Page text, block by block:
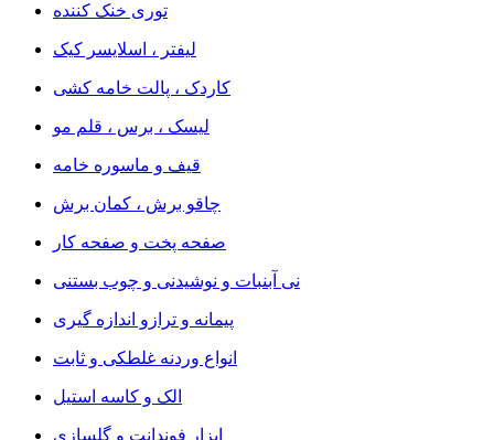
توری خنک کننده
لیفتر ، اسلایسر کیک
کاردک ، پالت خامه کشی
لیسک ، برس ، قلم مو
قیف و ماسوره خامه
چاقو برش ، کمان برش
صفحه پخت و صفحه کار
نی آبنبات و نوشیدنی و چوب بستنی
پیمانه و ترازو اندازه گیری
انواع وردنه غلطکی و ثابت
الک و کاسه استیل
ابزار فوندانت و گلسازی